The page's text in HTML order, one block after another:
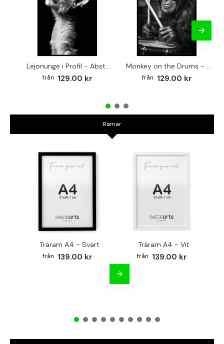
Lejonunge i Profil - Abstrakt poster i svartvitt
129.00 kr
Monkey on the Drums - Trendig poster
129.00 kr
Ramar
Träram A4 - Svart
139.00 kr
Träram A4 - Vit
139.00 kr